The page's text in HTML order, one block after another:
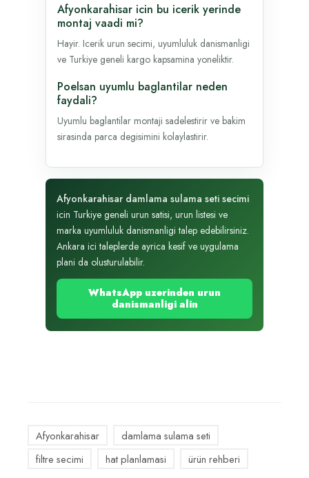
Afyonkarahisar icin bu icerik yerinde
montaj vaadi mi?
Hayir. Icerik urun secimi, uyumluluk danismanligi
ve Turkiye geneli kargo kapsamina yoneliktir.
Poelsan uyumlu baglantilar neden
faydali?
Uyumlu baglantilar montaji sadelestirir ve bakim
sirasinda parca degisimini kolaylastirir.
Afyonkarahisar damlama sulama seti secimi
icin Turkiye geneli urun satisi, urun listesi ve
marka uyumluluk danismanligi talep edebilirsiniz.
Ankara ici taleplerde ayrica kesif ve uygulama
plani da olusturulabilir.
WhatsApp uzerinden urun
danismanligi alin
Afyonkarahisar
damlama sulama seti
filtre secimi
hat planlamasi ürün rehberi